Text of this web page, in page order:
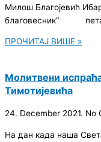
Милош Благојевић
благовесник“
ПРОЧИТАЈ ВИШЕ »
Молитвени
Тимотијевића
24. December 2021. No
На дан када наша